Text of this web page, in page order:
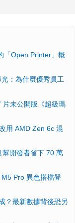
「Open Printer」概
：為什麼優秀員工
片未公開版《超級瑪
用 AMD Zen 6c 混
開發者省下 70 萬
Pro 異色搭檔登
？最新數據背後恐另